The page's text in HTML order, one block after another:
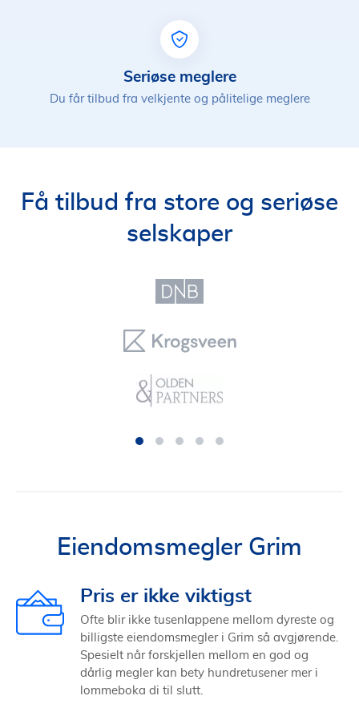
Seriøse meglere
Du får tilbud fra velkjente og pålitelige meglere
Få tilbud fra store og seriøse
selskaper
Eiendomsmegler Grim
Pris er ikke viktigst
Ofte blir ikke tusenlappene mellom dyreste og
billigste eiendomsmegler i Grim så avgjørende.
Spesielt når forskjellen mellom en god og
dårlig megler kan bety hundretusener mer i
lommeboka di til slutt.